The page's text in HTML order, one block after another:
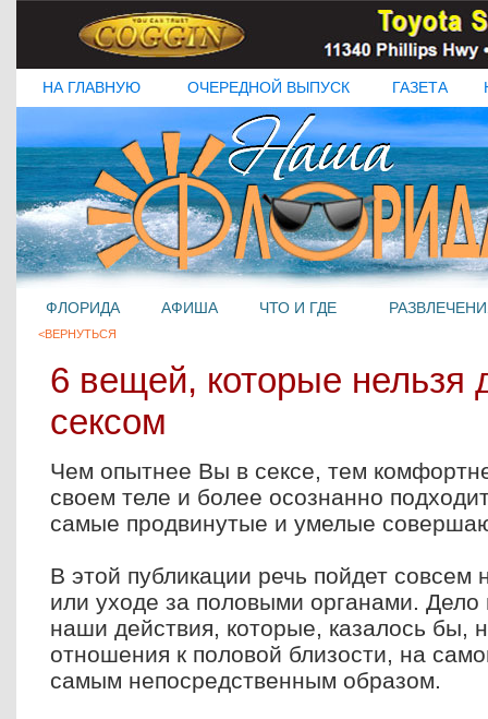
НА ГЛАВНУЮ ОЧЕРЕДНОЙ ВЫПУСК ГАЗЕТА
ФЛОРИДА АФИША ЧТО И ГДЕ
<ВЕРНУТЬСЯ
6 вещей, которые нельзя
сексом
Чем опытнее Вы в сексе, тем
своем теле и более осознанно
самые продвинутые и умелые
В этой публикации речь пойдет совсем
или уходе за половыми органами. Дело
наши действия, которые, казалось бы,
отношения к половой близости, на
самым непосредственным образом.